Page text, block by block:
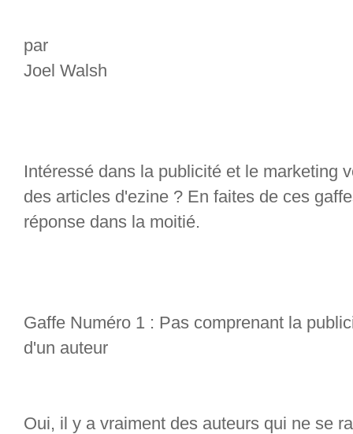
par
Joel Walsh
Intéressé dans la publicité et le marketing
des articles d'ezine ? En faites de ces
réponse dans la moitié.
Gaffe Numéro 1 : Pas comprenant la
d'un auteur
Oui, il y a vraiment des auteurs qui ne se